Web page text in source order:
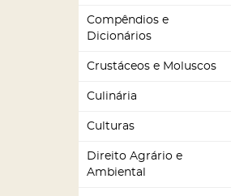
Compêndios e
Dicionários
Crustáceos e Moluscos
Culinária
Culturas
Direito Agrário e
Ambiental